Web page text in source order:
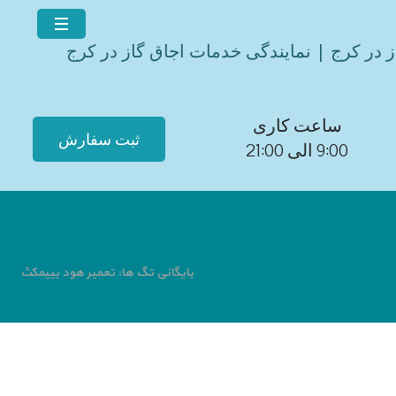
در کرج | نمایندگی خدمات اجاق گاز در کرج
ثبت سفارش
ساعت کاری
9:00 الی 21:00
بایگانی تگ ها: تعمیر هود بییمکث